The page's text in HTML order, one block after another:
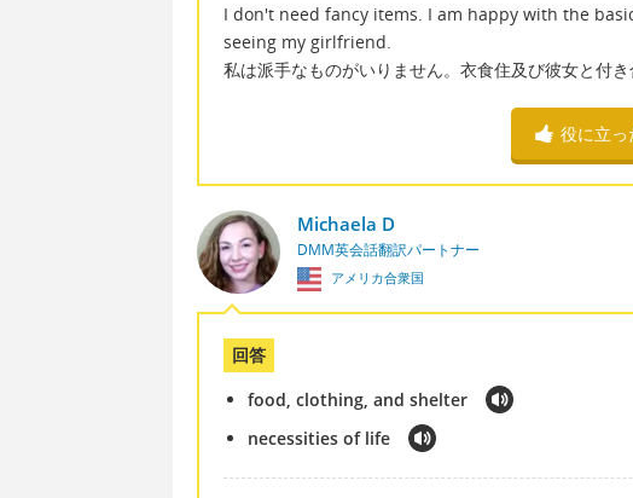
I don't need fancy items. I am happy with the
seeing my girlfriend.
私は派手なものがいりません。衣食住及び彼女と付き
役に立っ
Michaela D
DMM英会話翻訳パートナー
アメリカ合衆国
回答
food, clothing, and shelter
necessities of life